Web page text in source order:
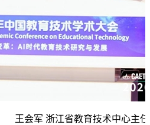
王会军 浙江省教育技术中心主任